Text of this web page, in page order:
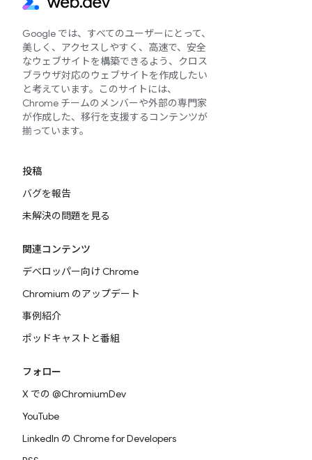
Google では、すべてのユーザーにとって、
美しく、アクセスしやすく、高速で、安全
なウェブサイトを構築できるよう、クロス
ブラウザ対応のウェブサイトを作成したい
と考えています。このサイトには、
Chrome チームのメンバーや外部の専門家
が作成した、移行を支援するコンテンツが
揃っています。
投稿
バグを報告
未解決の問題を見る
関連コンテンツ
デベロッパー向け Chrome
Chromium のアップデート
事例紹介
ポッドキャストと番組
フォロー
X での @ChromiumDev
YouTube
LinkedIn の Chrome for Developers